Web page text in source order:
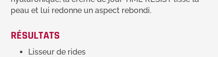
peau et lui redonne un aspect rebondi.
RÉSULTATS
Lisseur de rides